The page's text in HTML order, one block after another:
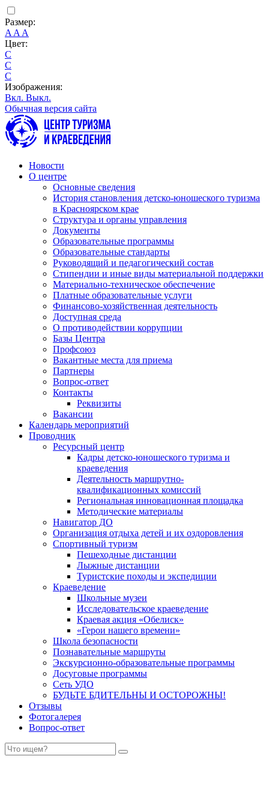
Размер:
A A A
Цвет:
C
C
C
Изображения:
Вкл. Выкл.
Обычная версия сайта
Новости
О центре
Основные сведения
История становления детско-юношеского туризма
в Красноярском крае
Структура и органы управления
Документы
Образовательные программы
Образовательные стандарты
Руководящий и педагогический состав
Стипендии и иные виды материальной поддержки
Материально-техническое обеспечение
Платные образовательные услуги
Финансово-хозяйственная деятельность
Доступная среда
О противодействии коррупции
Базы Центра
Профсоюз
Вакантные места для приема
Партнеры
Вопрос-ответ
Контакты
Реквизиты
Вакансии
Календарь мероприятий
Проводник
Ресурсный центр
Кадры детско-юношеского туризма и
краеведения
Деятельность маршрутно-
квалификационных комиссий
Региональная инновационная площадка
Методические материалы
Навигатор ДО
Организация отдыха детей и их оздоровления
Спортивный туризм
Пешеходные дистанции
Лыжные дистанции
Туристские походы и экспедиции
Краеведение
Школьные музеи
Исследовательское краеведение
Краевая акция «Обелиск»
«Герои нашего времени»
Школа безопасности
Познавательные маршруты
Экскурсионно-образовательные программы
Досуговые программы
Сеть УДО
БУДЬТЕ БДИТЕЛЬНЫ И ОСТОРОЖНЫ!
Отзывы
Фотогалерея
Вопрос-ответ